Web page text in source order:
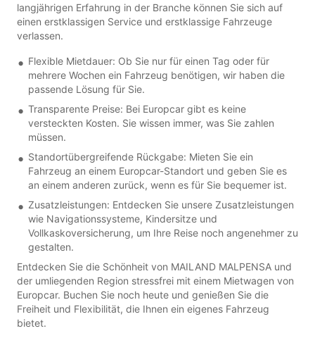
langjährigen Erfahrung in der Branche können Sie sich auf
einen erstklassigen Service und erstklassige Fahrzeuge
verlassen.
Flexible Mietdauer: Ob Sie nur für einen Tag oder für
mehrere Wochen ein Fahrzeug benötigen, wir haben die
passende Lösung für Sie.
Transparente Preise: Bei Europcar gibt es keine
versteckten Kosten. Sie wissen immer, was Sie zahlen
müssen.
Standortübergreifende Rückgabe: Mieten Sie ein
Fahrzeug an einem Europcar-Standort und geben Sie es
an einem anderen zurück, wenn es für Sie bequemer ist.
Zusatzleistungen: Entdecken Sie unsere Zusatzleistungen
wie Navigationssysteme, Kindersitze und
Vollkaskoversicherung, um Ihre Reise noch angenehmer zu
gestalten.
Entdecken Sie die Schönheit von MAILAND MALPENSA und
der umliegenden Region stressfrei mit einem Mietwagen von
Europcar. Buchen Sie noch heute und genießen Sie die
Freiheit und Flexibilität, die Ihnen ein eigenes Fahrzeug
bietet.